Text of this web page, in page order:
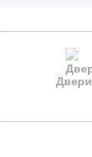
Двери